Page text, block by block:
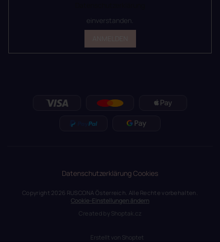
einverstanden.
DatenschutzerklärungCookies
Erstellt von Shoptet
Copyright 2026 RUSCONA Österreich. Alle Rechte vorbehalten.
Cookie-Einstellungen ändern
Created byShoptak.cz